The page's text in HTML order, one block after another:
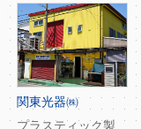
関東光器㈱
プラスティック製